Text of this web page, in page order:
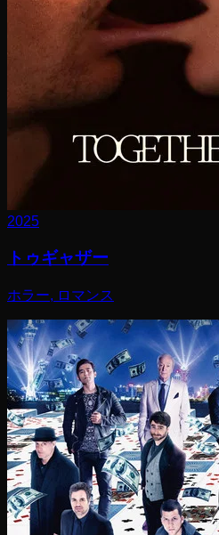
2025
トゥギャザー
ホラー, ロマンス